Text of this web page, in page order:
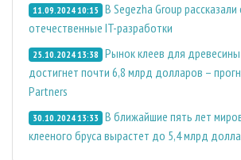
11.09.2024 10:15 В Segezha Group
отечественные IT-разработки
25.10.2024 13:38 Рынок клеев для
достигнет почти 6,8 млрд долларов –
Partners
30.10.2024 13:33 В ближайшие пять лет
клееного бруса вырастет до 5,4 млрд